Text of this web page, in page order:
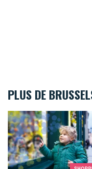
PLUS DE
Des magasins